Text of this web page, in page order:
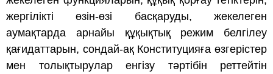
жергілікті өзін-өзі басқаруды, жекелеген
аумақтарда арнайы құқықтық режим белгілеу
қағидаттарын, сондай-ақ Конституцияға өзгерістер
мен толықтырулар енгізу тәртібін реттейтін